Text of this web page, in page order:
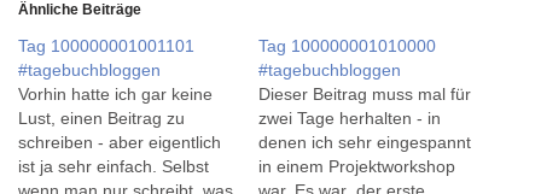
Ähnliche Beiträge
Tag 100000001001101
#tagebuchbloggen
Vorhin hatte ich gar keine
Lust, einen Beitrag zu
schreiben - aber eigentlich
ist ja sehr einfach. Selbst
Tag 100000001010000
#tagebuchbloggen
Dieser Beitrag muss mal für
zwei Tage herhalten - in
denen ich sehr eingespannt
in einem Projektworkshop